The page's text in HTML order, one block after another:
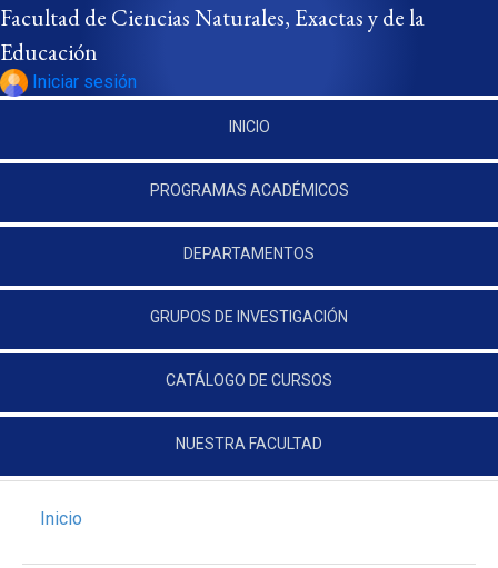
Pasar al contenido principal
Facultad de Ciencias Naturales, Exactas y de la
Educación
Iniciar sesión
INICIO
PROGRAMAS ACADÉMICOS
DEPARTAMENTOS
GRUPOS DE INVESTIGACIÓN
CATÁLOGO DE CURSOS
NUESTRA FACULTAD
Inicio